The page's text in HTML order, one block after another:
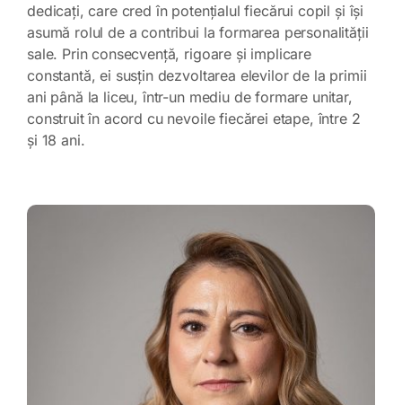
dedicați, care cred în potențialul fiecărui copil și își
asumă rolul de a contribui la formarea personalității
sale. Prin consecvență, rigoare și implicare
constantă, ei susțin dezvoltarea elevilor de la primii
ani până la liceu, într-un mediu de formare unitar,
construit în acord cu nevoile fiecărei etape, între 2
și 18 ani.